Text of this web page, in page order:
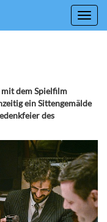
dem Spielfilm
ein Sittengemälde
des